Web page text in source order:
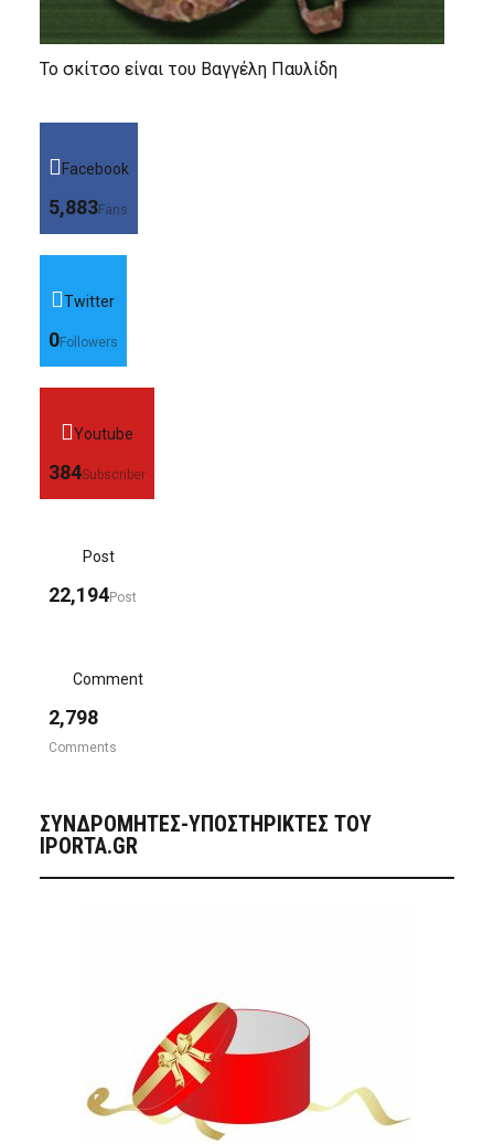
Το σκίτσο είναι του Βαγγέλη Παυλίδη
Facebook
5,883Fans
Twitter
0Followers
Youtube
384Subscriber
Post
22,194Post
Comment
2,798
Comments
ΣΥΝΔΡΟΜΗΤΈΣ-ΥΠΟΣΤΗΡΙΚΤΈΣ ΤΟΥ
IPORTA.GR